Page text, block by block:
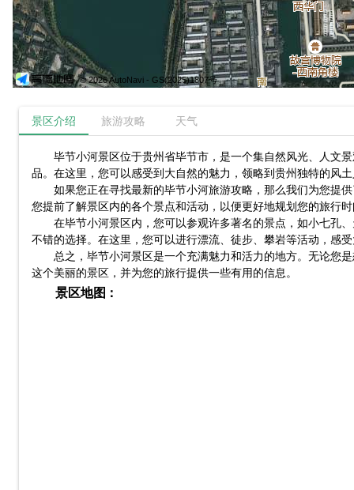
© 2026 AutoNavi - GS(2025)1807号
景区介绍 旅游攻略 天气
毕节小河景区位于贵州省毕节市，是一个集自然风光、人文
品。在这里，您可以感受到大自然的魅力，领略到贵州独特的风
如果您正在寻找最新的毕节小河旅游攻略，那么我们为您提
您提前了解景区内的各个景点和活动，以便更好地规划您的旅行
在毕节小河景区内，您可以参观许多著名的景点，如小七孔
不错的选择。在这里，您可以进行漂流、徒步、攀岩等活动，感
总之，毕节小河景区是一个充满魅力和活力的地方。无论您
这个美丽的景区，并为您的旅行提供一些有用的信息。
景区地图：